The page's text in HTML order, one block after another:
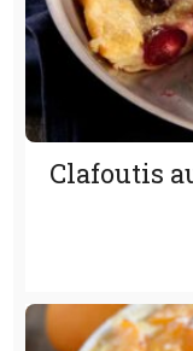
Clafoutis